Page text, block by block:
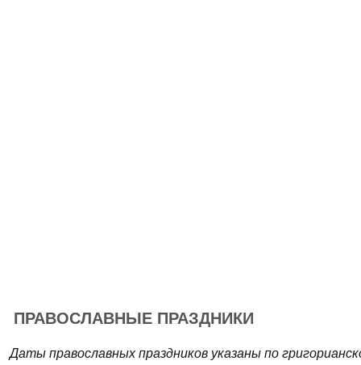
ПРАВОСЛАВНЫЕ ПРАЗДНИКИ
Даты православных праздников указаны по